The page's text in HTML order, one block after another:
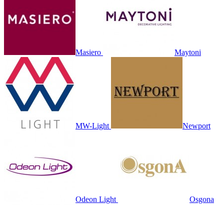
Masiero Maytoni
MW-Light Newport
Odeon Light Osgona